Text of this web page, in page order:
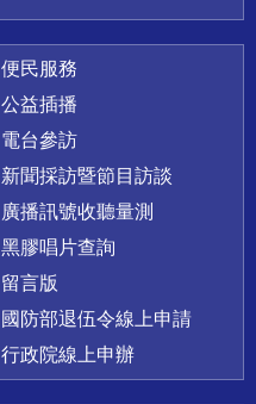
便民服務
公益插播
電台參訪
新聞採訪暨節目訪談
廣播訊號收聽量測
黑膠唱片查詢
留言版
國防部退伍令線上申請
行政院線上申辦